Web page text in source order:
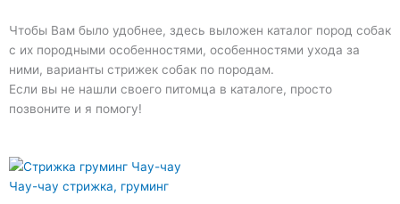
Чтобы Вам было удобнее, здесь выложен каталог пород собак
с их породными особенностями, особенностями ухода за
ними, варианты стрижек собак по породам.
Если вы не нашли своего питомца в каталоге, просто
позвоните и я помогу!
Чау-чау стрижка, груминг